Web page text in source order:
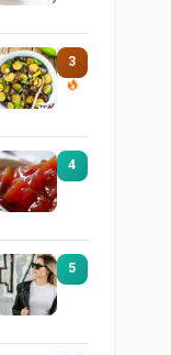
3
4
5